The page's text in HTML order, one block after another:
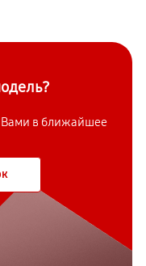
Вами в ближайшее